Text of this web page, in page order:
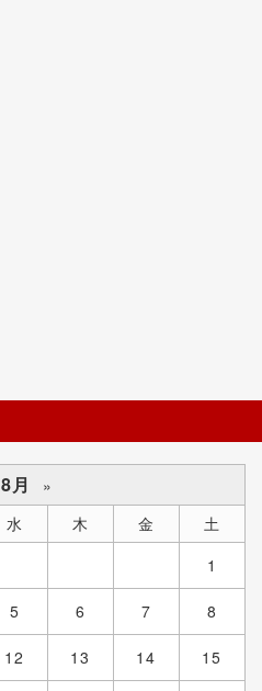
8月
»
水 木 金
土
1
5 6 7 8
12 13 14 15